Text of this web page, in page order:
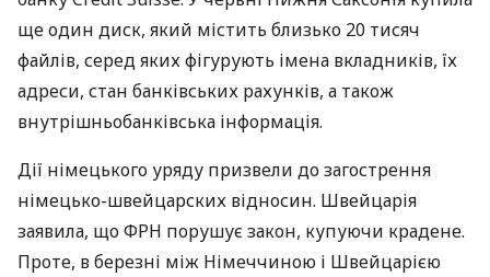
ще один диск, який містить близько 20 тисяч
файлів, серед яких фігурують імена вкладників, їх
адреси, стан банківських рахунків, а також
внутрішньобанківська інформація.
Дії німецького уряду призвели до загострення
німецько-швейцарских відносин. Швейцарія
заявила, що ФРН порушує закон, купуючи крадене.
Проте, в березні між Німеччиною і Швейцарією